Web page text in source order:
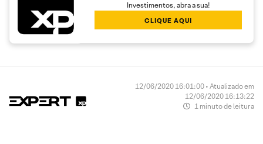
Investimentos, abra a sua!
CLIQUE AQUI
12/06/2020 16:01:00 • Atualizado em
12/06/2020 16:13:22
1 minuto de leitura